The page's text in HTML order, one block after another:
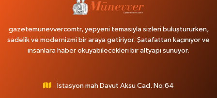
gazetemunevvercomtr, yepyeni temasıyla sizleri buluştururken,
sadelik ve modernizmi bir araya getiriyor. Şatafattan kaçınıyor ve
insanlara haber okuyabilecekleri bir altyapı sunuyor.
İstasyon mah Davut Aksu Cad. No:64